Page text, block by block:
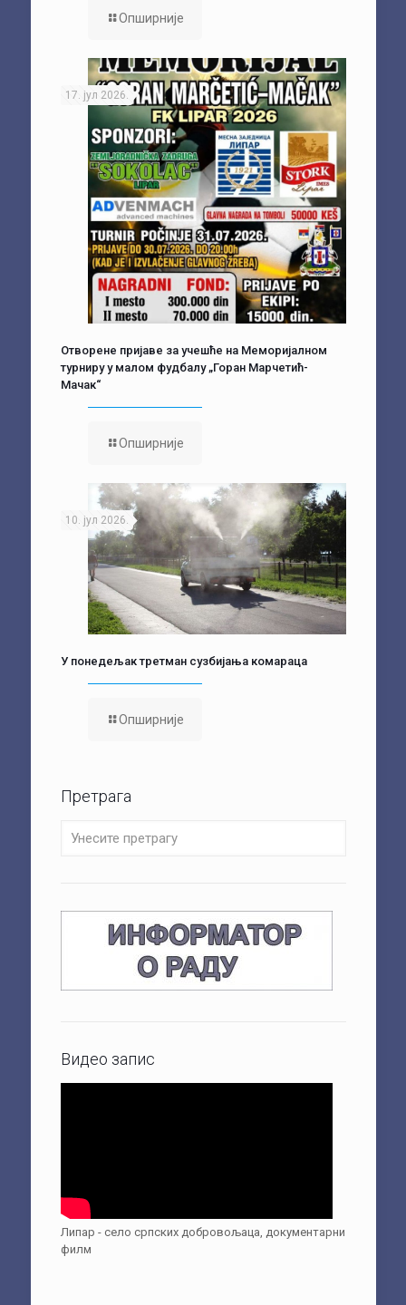
Опширније
17. јул 2026.
Отворене пријаве за учешће на Меморијалном
турниру у малом фудбалу „Горан Марчетић-
Мачак“
Опширније
10. јул 2026.
У понедељак третман сузбијања комараца
Опширније
Претрага
Видео запис
Липар - село српских добровољаца, документарни
филм